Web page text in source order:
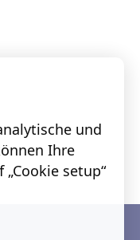
und
Ihre
setup“